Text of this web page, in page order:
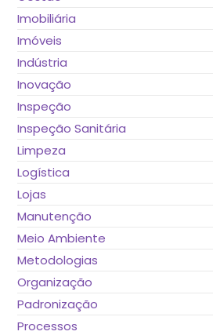
Imobiliária
Imóveis
Indústria
Inovação
Inspeção
Inspeção Sanitária
Limpeza
Logística
Lojas
Manutenção
Meio Ambiente
Metodologias
Organização
Padronização
Processos